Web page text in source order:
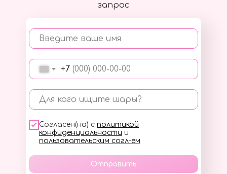
запрос
Введите ваше имя
+7
Для кого ищите шары?
Согласен(на) с политикой
конфиденциальности и
пользовательским согл-ем
Отправить